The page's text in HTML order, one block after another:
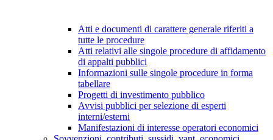
Atti e documenti di carattere generale riferiti a
tutte le procedure
Atti relativi alle singole procedure di affidamento
di appalti pubblici
Informazioni sulle singole procedure in forma
tabellare
Progetti di investimento pubblico
Avvisi pubblici per selezione di esperti
interni/esterni
Manifestazioni di interesse operatori economici